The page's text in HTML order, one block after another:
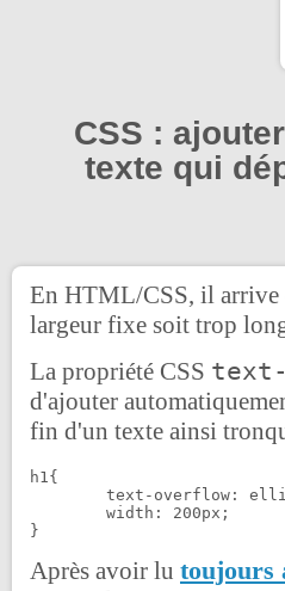
CSS :
texte qui
En HTML/CSS, il arrive
largeur fixe soit trop
La propriété CSS
d'ajouter
fin d'un texte ainsi
h1{
Après avoir lu toujours